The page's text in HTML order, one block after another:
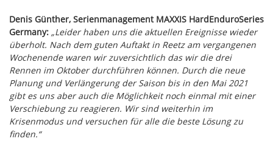
Denis Günther, Serienmanagement MAXXIS HardEnduroSeries
Germany: „Leider haben uns die aktuellen Ereignisse wieder
überholt. Nach dem guten Auftakt in Reetz am vergangenen
Wochenende waren wir zuversichtlich das wir die drei
Rennen im Oktober durchführen können. Durch die neue
Planung und Verlängerung der Saison bis in den Mai 2021
gibt es uns aber auch die Möglichkeit noch einmal mit einer
Verschiebung zu reagieren. Wir sind weiterhin im
Krisenmodus und versuchen für alle die beste Lösung zu
finden.“